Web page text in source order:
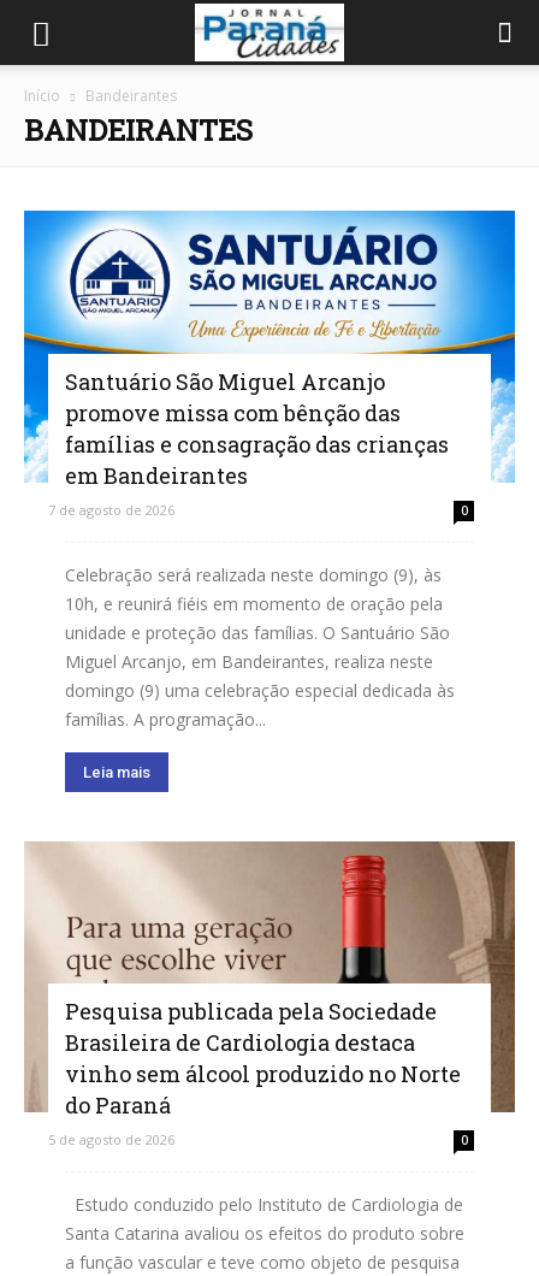
Início Bandeirantes
BANDEIRANTES
Santuário São Miguel Arcanjo
promove missa com bênção das
famílias e consagração das crianças
em Bandeirantes
7 de agosto de 2026 0
Celebração será realizada neste domingo (9), às
10h, e reunirá fiéis em momento de oração pela
unidade e proteção das famílias. O Santuário São
Miguel Arcanjo, em Bandeirantes, realiza neste
domingo (9) uma celebração especial dedicada às
famílias. A programação...
Leia mais
Pesquisa publicada pela Sociedade
Brasileira de Cardiologia destaca
vinho sem álcool produzido no Norte
do Paraná
5 de agosto de 2026 0
Estudo conduzido pelo Instituto de Cardiologia de
Santa Catarina avaliou os efeitos do produto sobre
a função vascular e teve como objeto de pesquisa